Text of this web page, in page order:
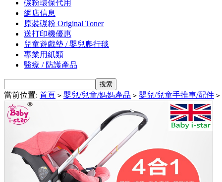
碳粉環保代用
網店信息
原裝碳粉 Original Toner
送打印機優惠
兒童遊戲墊 / 嬰兒爬行毯
專業用紙類
醫療 / 防護產品
當前位置: 首頁 > 嬰兒/兒童/媽媽產品 > 嬰兒/兒童手推車/配件 >